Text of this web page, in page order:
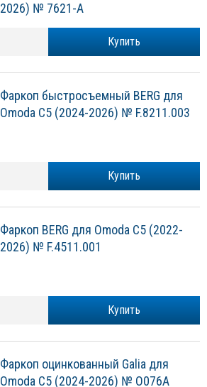
2026) № 7621-A
Купить
Фаркоп быстросъемный BERG для
Omoda C5 (2024-2026) № F.8211.003
Купить
Фаркоп BERG для Omoda C5 (2022-
2026) № F.4511.001
Купить
Фаркоп оцинкованный Galia для
Omoda С5 (2024-2026) № O076A